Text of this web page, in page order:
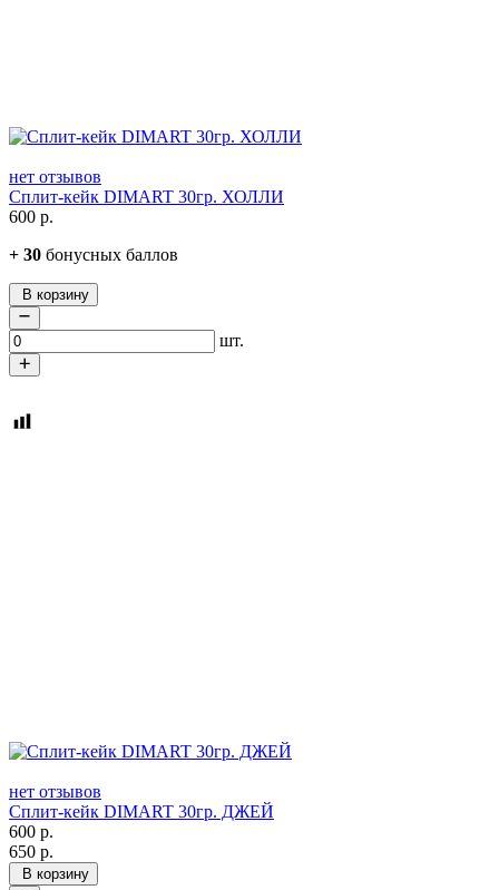
нет отзывов
Сплит-кейк DIMART 30гр. ХОЛЛИ
600 р.
+ 30 бонусных баллов
В корзину
шт.
нет отзывов
Сплит-кейк DIMART 30гр. ДЖЕЙ
600 р.
650 р.
В корзину